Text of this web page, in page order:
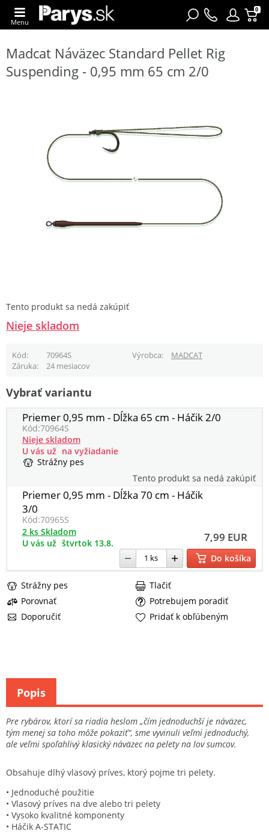
0
Menu
Madcat Náväzec Standard Pellet Rig
Suspending - 0,95 mm 65 cm 2/0
Tento produkt sa nedá zakúpiť
Nieje skladom
Kód 70964S Výrobca
MADCAT
Záruka
24 mesiacov
Vybrať variantu
Priemer 0,95 mm - Dĺžka 65 cm - Háčik 2/0
Kód:70964S
Nieje skladom
U vás už na vyžiadanie
Strážny pes
Tento produkt sa nedá zakúpiť
Priemer 0,95 mm - Dĺžka 70 cm - Háčik
3/0
Kód:70965S
7,99 EUR
2 ks Skladom
U vás už štvrtok 13.8.
Do košíka
Strážny pes
Porovnať
Potrebujem poradiť
Doporučiť
Tlačiť
Pridať k obľúbeným
Pre rybárov, ktorí sa riadia heslom „čím jednoduchší je náväzec,
tým menej sa toho môže pokaziť“, sme vyvinuli veľmi jednoduchý,
ale veľmi spoľahlivý klasický náväzec na pelety na lov sumcov.
Obsahuje dlhý vlasový príves, ktorý pojme tri pelety.
• Jednoduché použitie
• Vlasový príves na dve alebo tri pelety
• Vysoko kvalitné komponenty
• Háčik A-STATIC
Popis